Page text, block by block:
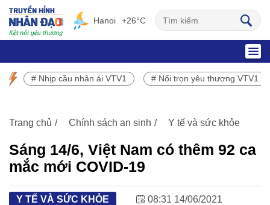
Hanoi +26°C
SỰ KIỆN NỔI BẬT
# Nhịp cầu nhân ái VTV1 # Nối trọn yêu thương VTV1
Trang chủ Chính sách an sinh Y tế và sức khỏe
Sáng 14/6, Việt Nam có thêm 92 ca
mắc mới COVID-19
Y TẾ VÀ SỨC KHỎE 08:31 14/06/2021